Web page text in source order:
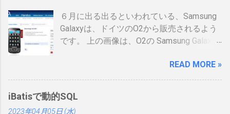
ールドと色が変わるらしい。（ゴールドと
か運転免許みたい）、でもこれって、せっ
かく作ったのに、今のデジタル庁云々の話
てしまい短い命なのではないかなと思った
りします。 カードの色について：
https://www.ipa.go.jp/siensi/toberiss/index.
html ※生年月日の部分だけ加工しました。
６月に出る出るといわれている、Samsung
Galaxyは、ドイツのO2から販売されるよう
です。 上の画像は、O2の Samsung Galaxy
すが、何が書いてあるのかわかりません。
ためしにカートに入れる動作をしてみまし
せんでした。 現状では、Android端末はHTC
READ MORE »
iBatisで動的SQL
2023年04月05日 (水)